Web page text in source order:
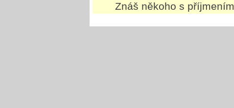
Znáš někoho s příjmením